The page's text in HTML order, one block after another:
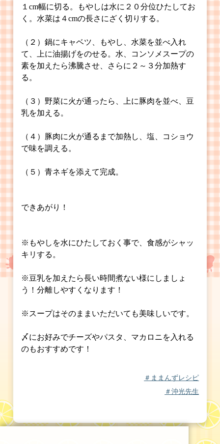
１cm幅に切る。もやしは水に２０分位ひたしてお
く。水菜は４cmの長さにざく切りする。
（２）鍋にキャベツ、もやし、水菜を並べ入れ
て、上に油揚げをのせる。水、コンソメスープの
素を加えたら沸騰させ、さらに２～３分加熱す
る。
（３）野菜に火が通ったら、上に豚肉を並べ、豆
乳を加える。
（４）豚肉に火が通るまで加熱し、塩、コショウ
で味を調える。
（５）青ネギを添えて完成。
できあがり！
※もやしを水にひたしておく事で、食感がシャッ
キリする。
※豆乳を加えたら長い時間煮ない様にしましょ
う！分離しやすくなります！
※スープはそのままいただいても美味しいです。
〆にお好みでチーズやパスタ、マカロニを入れる
のもおすすめです！
＃ままんずレシピ
＃沖光先生